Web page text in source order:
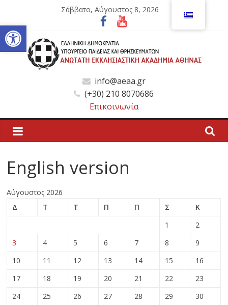
Ανοίξτε τη γραμμή εργαλείων
περιεχόμενο
Σάββατο, Αύγουστος 8, 2026
Ανώτατη
Εκκλησιαστική
Ακαδημία
Αθηνών
Ανώτατη
Εκκλησιαστική
Ακαδημία
info@aeaa.gr
(+30) 210 8070686
Επικοινωνία
English version
Αύγουστος 2026
Δ
Τ Τ Π Π Σ
Κ
1
2
3
4 5 6 7 8
9
10
11 12 13 14 15
16
17
18 19 20 21 22
23
24
25 26 27 28 29
30